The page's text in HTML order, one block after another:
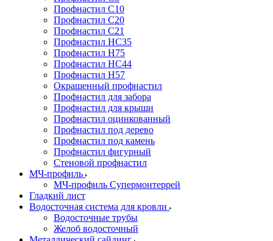
Профнастил С10
Профнастил С20
Профнастил С21
Профнастил НС35
Профнастил Н75
Профнастил HC44
Профнастил Н57
Окрашенный профнастил
Профнастил для забора
Профнастил для крыши
Профнастил оцинкованный
Профнастил под дерево
Профнастил под камень
Профнастил фигурный
Стеновой профнастил
МЧ-профиль
МЧ-профиль Супермонтеррей
Гладкий лист
Водосточная система для кровли
Водосточные трубы
Желоб водосточный